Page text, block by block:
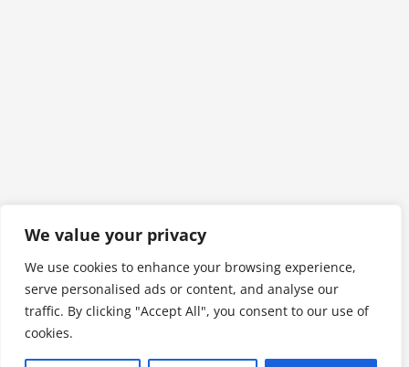
We value your privacy
We use cookies to enhance your browsing experience,
serve personalised ads or content, and analyse our
traffic. By clicking "Accept All", you consent to our use of
cookies.